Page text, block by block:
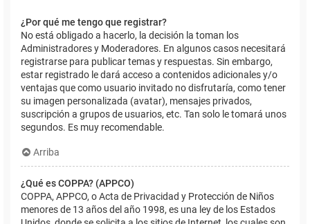
¿Por qué me tengo que registrar?
No está obligado a hacerlo, la decisión la toman los
Administradores y Moderadores. En algunos casos necesitará
registrarse para publicar temas y respuestas. Sin embargo,
estar registrado le dará acceso a contenidos adicionales y/o
ventajas que como usuario invitado no disfrutaría, como tener
su imagen personalizada (avatar), mensajes privados,
suscripción a grupos de usuarios, etc. Tan solo le tomará unos
segundos. Es muy recomendable.
Arriba
¿Qué es COPPA? (APPCO)
COPPA, APPCO, o Acta de Privacidad y Protección de Niños
menores de 13 años del año 1998, es una ley de los Estados